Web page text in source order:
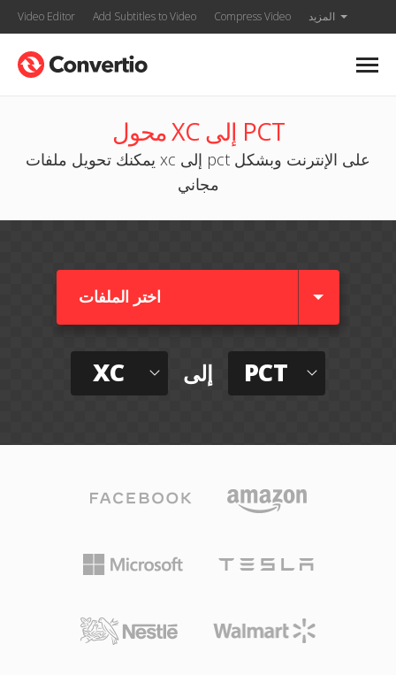
Video Editor Add Subtitles to Video Compress Video المزيد
محول XC إلى PCT
يمكنك تحويل ملفات xc إلى pct على الإنترنت وبشكل
مجاني
اختر الملفات
XC إلى PCT